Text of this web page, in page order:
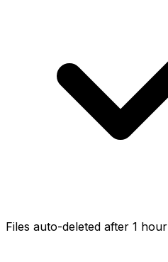
Files auto-deleted after 1 hour